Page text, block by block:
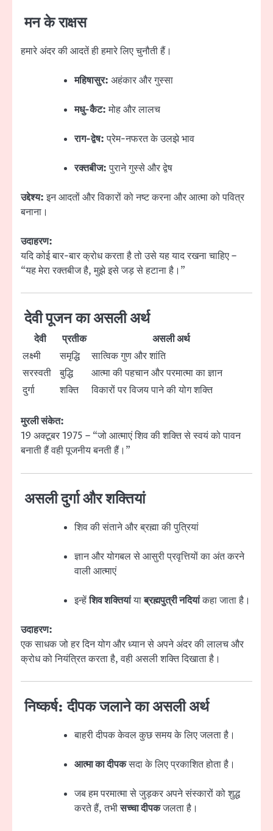
मन के राक्षस
हमारे अंदर की आदतें ही हमारे लिए चुनौती हैं।
महिषासुर: अहंकार और गुस्सा
मधु-कैट:मोह और लालच
राग-द्वेष:प्रेम-नफरत के उलझे भाव
रक्तबीज:पुराने गुस्से और द्वेष
उद्देश्य:इन आदतों और विकारों को नष्ट करना और आत्मा को पवित्र
बनाना।
उदाहरण:
यदि कोई बार-बार क्रोध करता है तो उसे यह याद रखना चाहिए –
“यह मेरा रक्तबीज है, मुझे इसे जड़ से हटाना है।”
देवी पूजन का असली अर्थ
देवी प्रतीक
असली अर्थ
लक्ष्मी
समृद्धि
सात्विक गुण और शांति
सरस्वती
बुद्धि
आत्मा की पहचान और परमात्मा का ज्ञान
दुर्गा
शक्ति विकारों पर विजय पाने की योग शक्ति
मुरली संकेत:
19 अक्टूबर 1975 – “जो आत्माएं शिव की शक्ति से स्वयं को पावन
बनाती हैं वही पूजनीय बनती हैं।”
असली दुर्गा और शक्तियां
शिव की संताने और ब्रह्मा की पुत्रियां
ज्ञान और योगबल से आसुरी प्रवृत्तियों का अंत करने
वाली आत्माएं
इन्हेंशिव शक्तियांयाब्रह्मपुत्री नदियांकहा जाता है।
उदाहरण:
एक साधक जो हर दिन योग और ध्यान से अपने अंदर की लालच और
क्रोध को नियंत्रित करता है, वही असली शक्ति दिखाता है।
निष्कर्ष: दीपक जलाने का असली अर्थ
बाहरी दीपक केवल कुछ समय के लिए जलता है।
आत्मा का दीपकसदा के लिए प्रकाशित होता है।
जब हम परमात्मा से जुड़कर अपने संस्कारों को शुद्ध
करते हैं, तभीसच्चा दीपकजलता है।